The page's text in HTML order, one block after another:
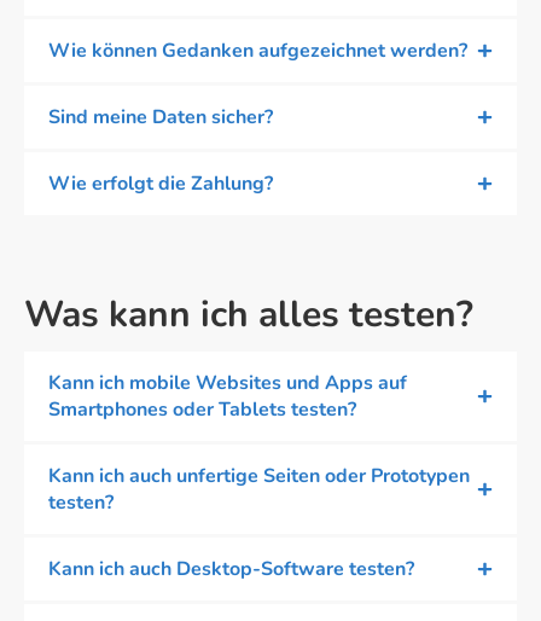
Wie können Gedanken aufgezeichnet werden?
Sind meine Daten sicher?
Wie erfolgt die Zahlung?
Was kann ich alles testen?
Kann ich mobile Websites und Apps auf
Smartphones oder Tablets testen?
Kann ich auch unfertige Seiten oder Prototypen
testen?
Kann ich auch Desktop-Software testen?